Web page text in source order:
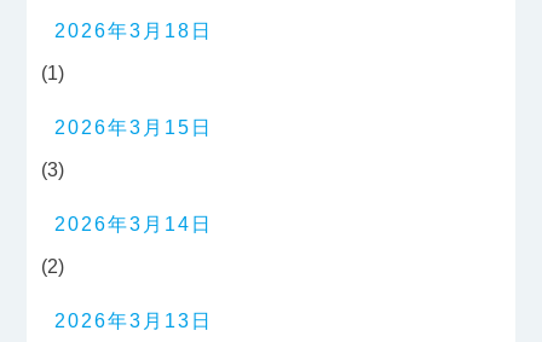
2026年3月18日
(1)
2026年3月15日
(3)
2026年3月14日
(2)
2026年3月13日